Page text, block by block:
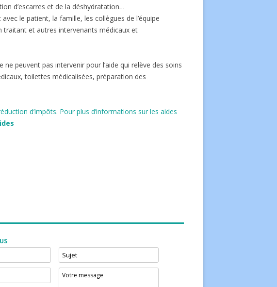
d’escarres et de la déshydratation…
le patient, la famille, les collègues de l’équipe
traitant et autres intervenants médicaux et
ne peuvent pas intervenir pour l’aide qui relève des soins
toilettes médicalisées, préparation des
d’impôts. Pour plus d’informations sur les aides